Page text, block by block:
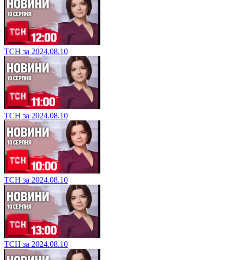
ТСН за 2024.08.10
ТСН за 2024.08.10
ТСН за 2024.08.10
ТСН за 2024.08.10